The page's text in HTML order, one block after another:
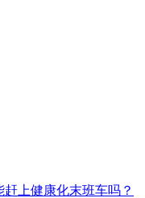
上健康化末班车吗？